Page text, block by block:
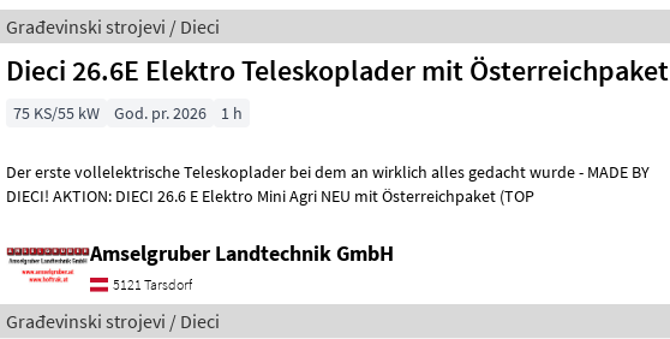
Građevinski strojevi / Dieci
Dieci 26.6E Elektro Teleskoplader mit Österreichpaket
75 KS/55 kW God. pr. 2026 1 h
Der erste vollelektrische Teleskoplader bei dem an wirklich alles gedacht wurde - MADE BY
DIECI! AKTION: DIECI 26.6 E Elektro Mini Agri NEU mit Österreichpaket (TOP
Amselgruber Landtechnik GmbH
5121 Tarsdorf
Građevinski strojevi / Dieci